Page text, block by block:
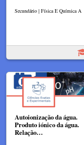
Secundário | Física E Química A
Autoionização da água.
Produto iónico da água.
Relação…